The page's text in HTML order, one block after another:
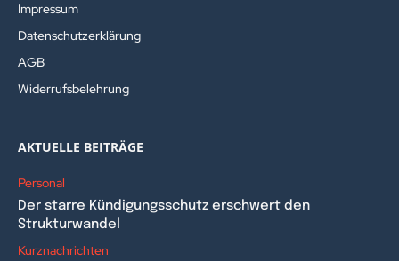
Impressum
Datenschutzerklärung
AGB
Widerrufsbelehrung
AKTUELLE BEITRÄGE
Personal
Der starre Kündigungsschutz erschwert den
Strukturwandel
Kurznachrichten